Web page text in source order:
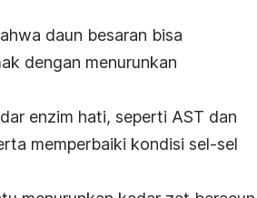
daun besaran bisa
dengan menurunkan
enzim hati, seperti AST dan
memperbaiki kondisi sel-sel